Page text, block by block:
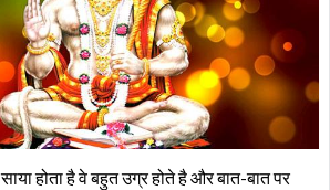
होता है वे बहुत उग्र होते है और बात-बात पर